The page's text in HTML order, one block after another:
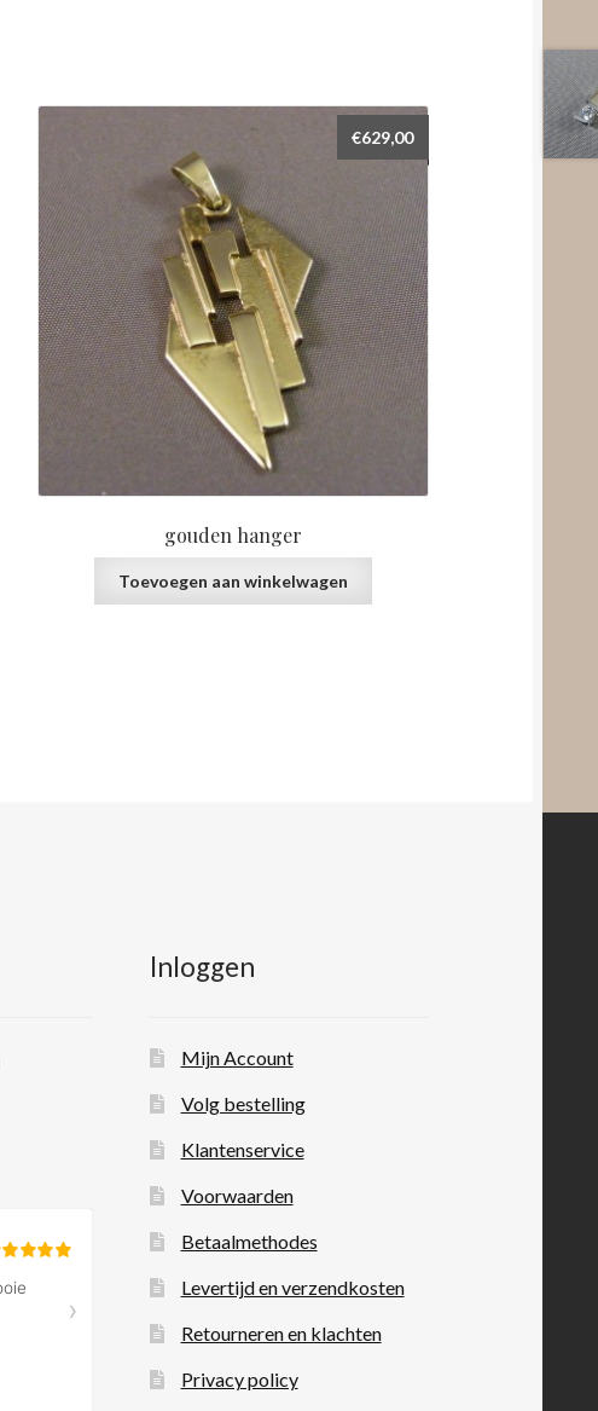
gouden hanger
€629,00
Toevoegen aan winkelwagen
Inloggen
Mijn Account
Volg bestelling
Klantenservice
Voorwaarden
Betaalmethodes
Levertijd en verzendkosten
Retourneren en klachten
Privacy policy